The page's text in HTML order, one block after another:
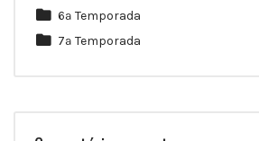
6ª Temporada
7ª Temporada